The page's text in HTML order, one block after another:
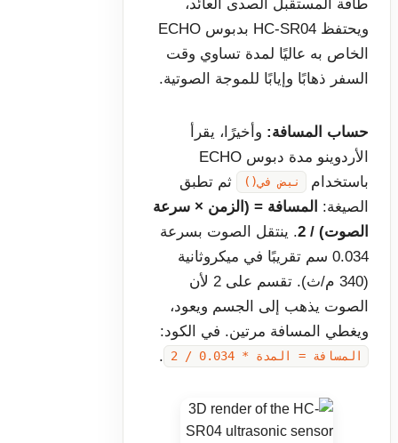
طاقة المستقبل الصدى العائد،
ويحتفظ HC-SR04 بدبوس ECHO
الخاص به عاليًا لمدة تساوي وقت
السفر ذهابًا وإيابًا للموجة الصوتية.
حساب المسافة: وأخيرًا، يقرأ
الأردوينو مدة دبوس ECHO
باستخدام
نبض في()
ثم تطبق
الصيغة: المسافة = (الزمن × سرعة
الصوت) / 2
. ينتقل الصوت بسرعة
0.034 سم تقريبًا في ميكروثانية
(340 م/ث). تقسم على 2 لأن
الصوت يذهب إلى الجسم ويعود،
ويغطي المسافة مرتين. في الكود:
المسافة = المدة * 0.034 / 2 .